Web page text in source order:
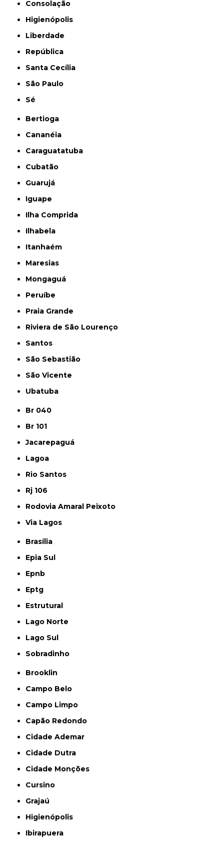
Consolação
Higienópolis
Liberdade
República
Santa Cecília
São Paulo
Sé
Bertioga
Cananéia
Caraguatatuba
Cubatão
Guarujá
Iguape
Ilha Comprida
Ilhabela
Itanhaém
Maresias
Mongaguá
Peruíbe
Praia Grande
Riviera de São Lourenço
Santos
São Sebastião
São Vicente
Ubatuba
Br 040
Br 101
Jacarepaguá
Lagoa
Rio Santos
Rj 106
Rodovia Amaral Peixoto
Via Lagos
Brasília
Epia Sul
Epnb
Eptg
Estrutural
Lago Norte
Lago Sul
Sobradinho
Brooklin
Campo Belo
Campo Limpo
Capão Redondo
Cidade Ademar
Cidade Dutra
Cidade Monções
Cursino
Grajaú
Higienópolis
Ibirapuera